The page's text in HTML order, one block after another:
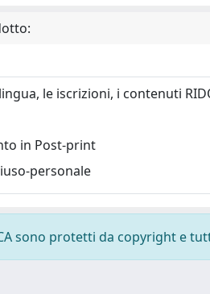
le iscrizioni, i contenuti
in Post-print
personale
sono protetti da copyright e